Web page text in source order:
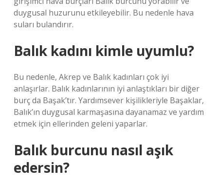
duygusal huzurunu etkileyebilir. Bu nedenle hava
suları bulandırır.
Balık kadını kimle uyumlu?
Bu nedenle, Akrep ve Balık kadınları çok iyi
anlaşırlar. Balık kadınlarının iyi anlaştıkları bir diğer
burç da Başak’tır. Yardımsever kişilikleriyle Başaklar,
Balık’ın duygusal karmaşasına dayanamaz ve yardım
etmek için ellerinden geleni yaparlar.
Balık burcunu nasıl aşık
edersin?